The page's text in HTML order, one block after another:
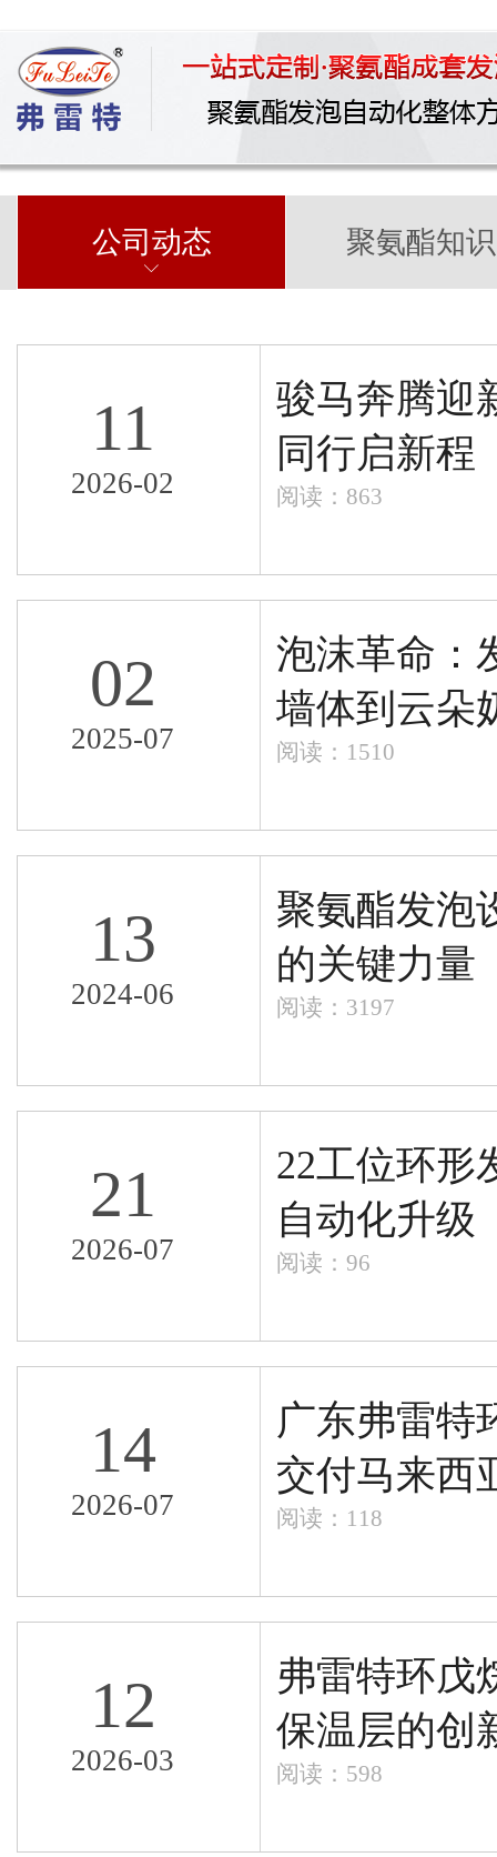
公司动态 聚氨酯知识
11
2026-02
骏马奔腾迎
同行启新程
阅读：863
02
2025-07
泡沫革命
墙体到云朵
阅读：1510
13
2024-06
聚氨酯发泡
的关键力量
阅读：3197
21
2026-07
22工位环形
自动化升级
阅读：96
14
2026-07
广东弗雷特
交付马来西
阅读：118
12
2026-03
弗雷特环戊
保温层的创
阅读：598